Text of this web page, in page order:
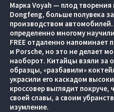
Марка Voyah — плод
Dongfeng, больше полувека
производством
определенно многому
FREE отдаленно напоминает
и Porsche, но это не делает
наоборот. Китайцы взяли за
образцы, «разбавили»
украсили его каскадом
кроссовер выглядит покруче,
своей славы, а своим
изумление.